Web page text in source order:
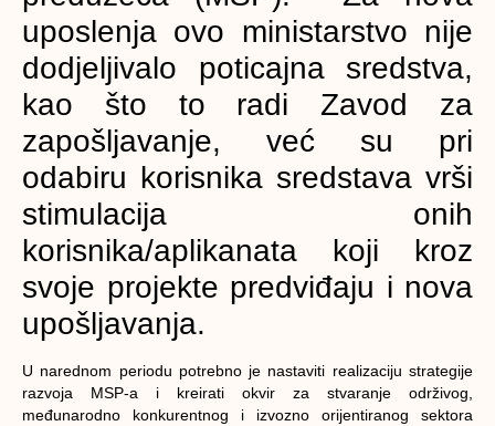
uposlenja ovo ministarstvo nije
dodjeljivalo poticajna sredstva,
kao što to radi Zavod za
zapošljavanje, već su pri
odabiru korisnika sredstava vrši
stimulacija onih
korisnika/aplikanata koji kroz
svoje projekte predviđaju i nova
upošljavanja.
U narednom periodu potrebno je nastaviti realizaciju strategije
razvoja MSP-a i kreirati okvir za stvaranje održivog,
međunarodno konkurentnog i izvozno orijentiranog sektora